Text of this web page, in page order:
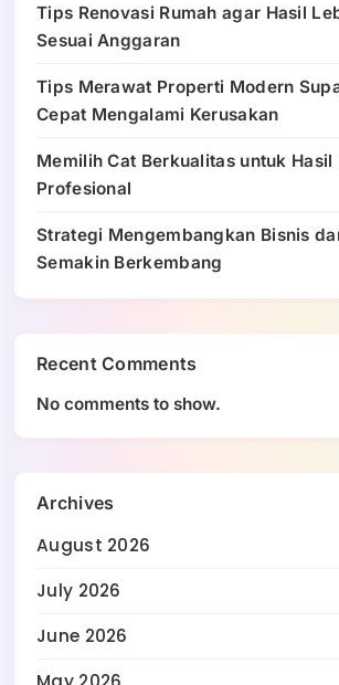
Tips Renovasi Rumah agar Hasil
Sesuai Anggaran
Tips Merawat Properti Modern
Cepat Mengalami Kerusakan
Memilih Cat Berkualitas untuk Hasil
Profesional
Strategi Mengembangkan Bisnis
Semakin Berkembang
Recent Comments
No comments to show.
Archives
August 2026
July 2026
June 2026